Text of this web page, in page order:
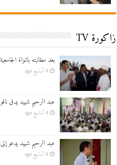
زاكورة TV
بعد مطالبته بالنواة
4 أسابيع ago
عبد الرحيم شهيد يدق
4 أسابيع ago
عبد الرحيم شهيد يدعو
4 أسابيع ago